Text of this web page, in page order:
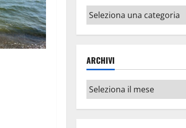
Altri
argomenti
ARCHIVI
Archivi